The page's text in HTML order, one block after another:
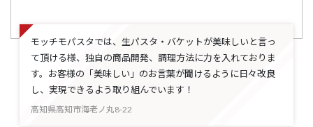
モッチモパスタでは、生パスタ・バケットが美味しいと言っ
て頂ける様、独自の商品開発、調理方法に力を入れておりま
す。お客様の「美味しい」のお言葉が聞けるように日々改良
し、実現できるよう取り組んでいます！
高知県高知市海老ノ丸8-22